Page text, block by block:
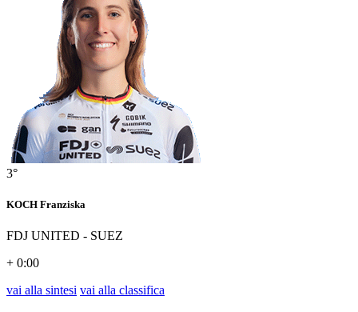
3°
KOCH Franziska
FDJ UNITED - SUEZ
+ 0:00
vai alla sintesi vai alla classifica